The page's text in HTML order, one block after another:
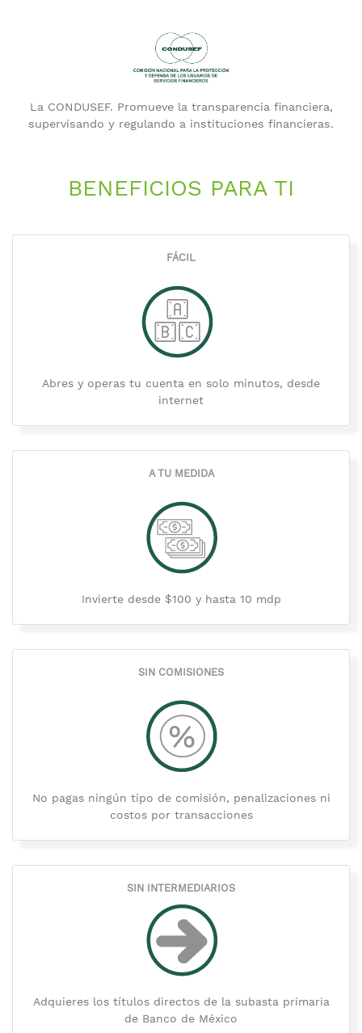
La CONDUSEF. Promueve la transparencia financiera,
supervisando y regulando a instituciones financieras.
BENEFICIOS PARA TI
FÁCIL
Abres y operas tu cuenta en solo minutos, desde
internet
A TU MEDIDA
Invierte desde $100 y hasta 10 mdp
SIN COMISIONES
No pagas ningún tipo de comisión, penalizaciones ni
costos por transacciones
SIN INTERMEDIARIOS
Adquieres los títulos directos de la subasta primaria
de Banco de México